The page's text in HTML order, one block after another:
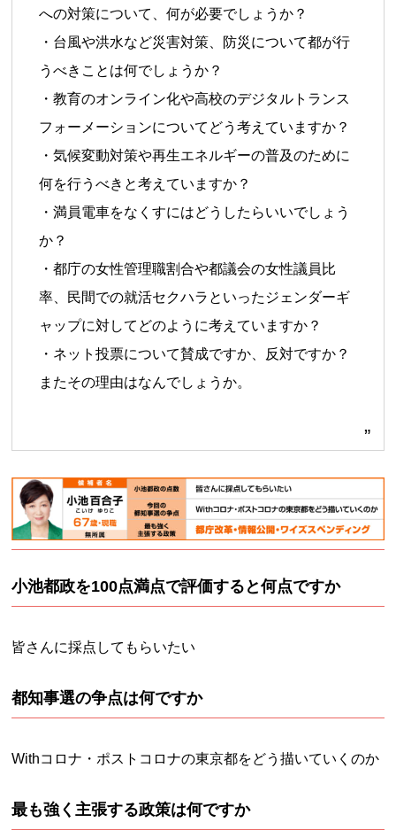
への対策について、何が必要でしょうか？
・台風や洪水など災害対策、防災について都が行
うべきことは何でしょうか？
・教育のオンライン化や高校のデジタルトランス
フォーメーションについてどう考えていますか？
・気候変動対策や再生エネルギーの普及のために
何を行うべきと考えていますか？
・満員電車をなくすにはどうしたらいいでしょう
か？
・都庁の女性管理職割合や都議会の女性議員比
率、民間での就活セクハラといったジェンダーギ
ャップに対してどのように考えていますか？
・ネット投票について賛成ですか、反対ですか？
またその理由はなんでしょうか。
小池都政を100点満点で評価すると何点ですか
皆さんに採点してもらいたい
都知事選の争点は何ですか
Withコロナ・ポストコロナの東京都をどう描いていくのか
最も強く主張する政策は何ですか